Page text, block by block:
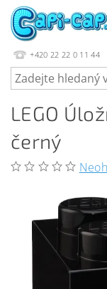
+420 22 22 0 11 44
LEGO
černý